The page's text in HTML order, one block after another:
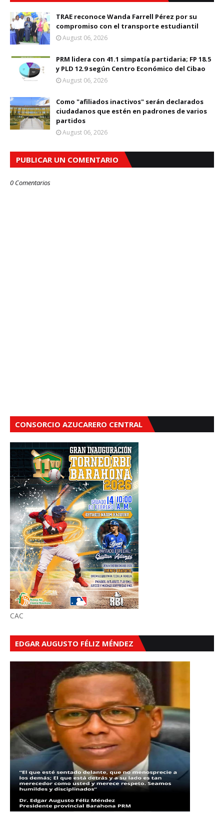
TRAE reconoce Wanda Farrell Pérez por su
compromiso con el transporte estudiantil
August 06, 2026
PRM lidera con 41.1 simpatía partidaria; FP 18.5
y PLD 12.9 según Centro Económico del Cibao
August 06, 2026
Como "afiliados inactivos" serán declarados
ciudadanos que estén en padrones de varios
partidos
August 06, 2026
PUBLICAR UN COMENTARIO
0 Comentarios
CONSORCIO AZUCARERO CENTRAL
CAC
EDGAR AUGUSTO FÉLIZ MÉNDEZ